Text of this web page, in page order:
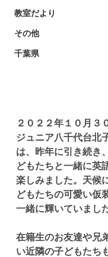
教室だより
その他
千葉県
２０２２年１０月３
ジュニア八千代台北
は、昨年に引き続き
どもたちと一緒に英
楽しみました。天候
どもたちの可愛い仮
一緒に輝いていまし
在籍生のお友達や兄
い近隣の子どもたち